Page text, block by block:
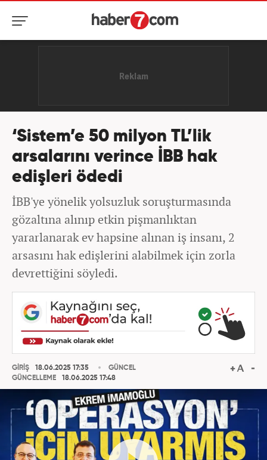
‘Sistem’e 50 milyon TL’lik
arsalarını verince İBB hak
edişleri ödedi
İBB'ye yönelik yolsuzluk soruşturmasında
gözaltına alınıp etkin pişmanlıktan
yararlanarak ev hapsine alınan iş insanı, 2
arsasını hak edişlerini alabilmek için zorla
devrettiğini söyledi.
GİRİŞ
18.06.2025 17:35
GÜNCELLEME
18.06.2025 17:48
GÜNCEL